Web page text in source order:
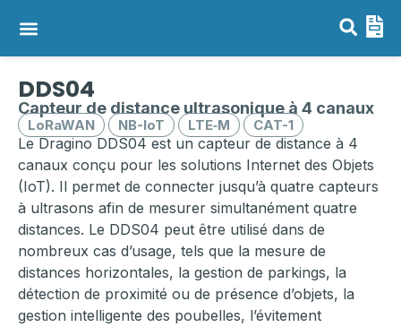
DDS04
Capteur de distance ultrasonique à 4 canaux
LoRaWAN NB-IoT LTE‑M CAT-1
Le Dragino DDS04 est un capteur de distance à 4
canaux conçu pour les solutions Internet des Objets
(IoT). Il permet de connecter jusqu’à quatre capteurs
à ultrasons afin de mesurer simultanément quatre
distances. Le DDS04 peut être utilisé dans de
nombreux cas d’usage, tels que la mesure de
distances horizontales, la gestion de parkings, la
détection de proximité ou de présence d’objets, la
gestion intelligente des poubelles, l’évitement